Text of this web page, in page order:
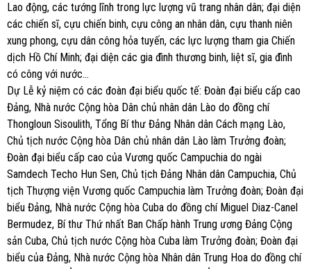
Lao động, các tướng lĩnh trong lực lượng vũ trang nhân dân; đại diện
các chiến sĩ, cựu chiến binh, cựu công an nhân dân, cựu thanh niên
xung phong, cựu dân công hỏa tuyến, các lực lượng tham gia Chiến
dịch Hồ Chí Minh; đại diện các gia đình thương binh, liệt sĩ, gia đình
có công với nước…
Dự Lễ kỷ niệm có các đoàn đại biểu quốc tế: Đoàn đại biểu cấp cao
Đảng, Nhà nước Cộng hòa Dân chủ nhân dân Lào do đồng chí
Thongloun Sisoulith, Tổng Bí thư Đảng Nhân dân Cách mạng Lào,
Chủ tịch nước Cộng hòa Dân chủ nhân dân Lào làm Trưởng đoàn;
Đoàn đại biểu cấp cao của Vương quốc Campuchia do ngài
Samdech Techo Hun Sen, Chủ tịch Đảng Nhân dân Campuchia, Chủ
tịch Thượng viện Vương quốc Campuchia làm Trưởng đoàn; Đoàn đại
biểu Đảng, Nhà nước Cộng hòa Cuba do đồng chí Miguel Diaz-Canel
Bermudez, Bí thư Thứ nhất Ban Chấp hành Trung ương Đảng Cộng
sản Cuba, Chủ tịch nước Cộng hòa Cuba làm Trưởng đoàn; Đoàn đại
biểu của Đảng, Nhà nước Cộng hòa Nhân dân Trung Hoa do đồng chí